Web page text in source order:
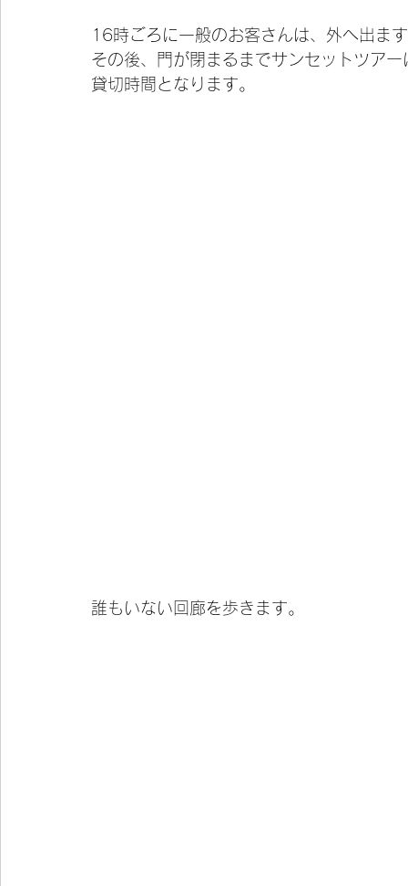
16時ごろに一般のお客さんは、外へ出ま
その後、門が閉まるまでサンセットツア
貸切時間となります。
誰もいない回廊を歩きます。